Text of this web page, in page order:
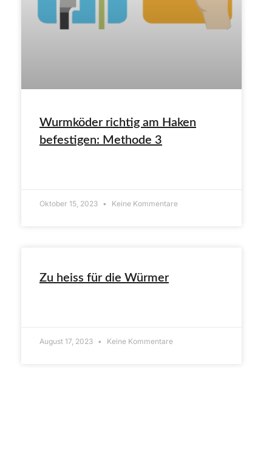
Wurmköder richtig am Haken
befestigen: Methode 3
Oktober 15, 2023 Keine Kommentare
Zu heiss für die Würmer
August 17, 2023 Keine Kommentare